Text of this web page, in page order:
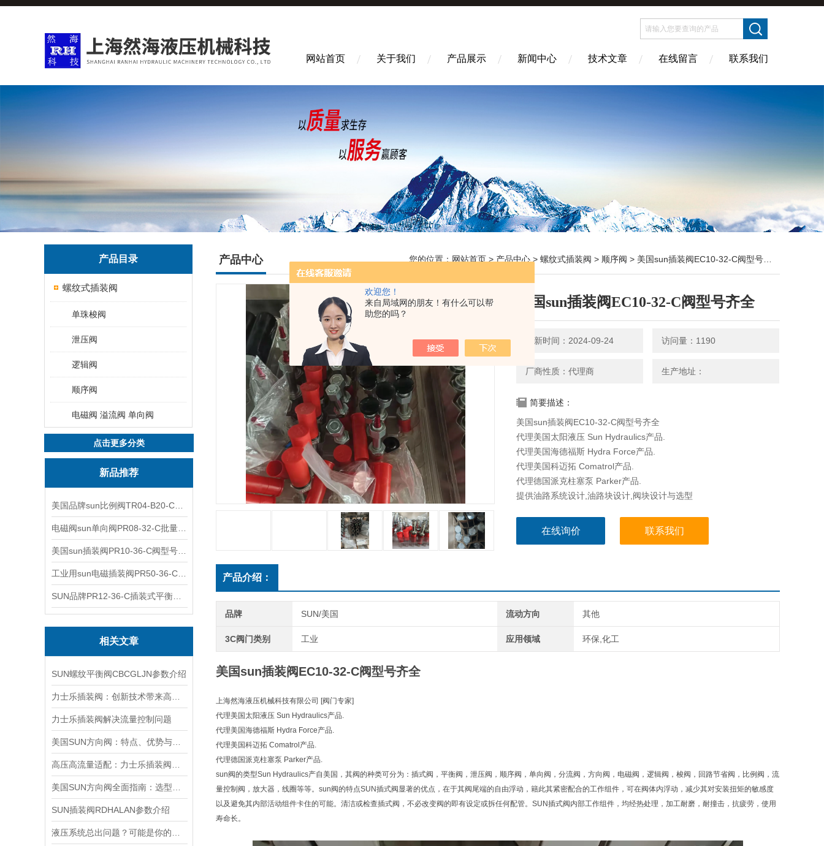
欢迎您！
来自局域网的朋友！有什么可以帮
助您的吗？
网站首页 关于我们 产品展示 新闻中心 技术文章 在线留言 联系我们
产品目录
螺纹式插装阀
单珠梭阀
泄压阀
逻辑阀
顺序阀
电磁阀 溢流阀 单向阀
点击更多分类
新品推荐
相关文章
SUN螺纹平衡阀CBCGLJN参数介绍
力士乐插装阀解决流量控制问题
SUN插装阀RDHALAN参数介绍
产品中心 您的位置： 网站首页 > 产品中心 > 螺纹式插装阀 > 顺序阀 > 美国sun插装阀EC10-32-C阀型号齐全
美国sun插装阀EC10-32-C阀型号齐全
更新时间：2024-09-24 访问量：1190
厂商性质：代理商 生产地址：
简要描述：
美国sun插装阀EC10-32-C阀型号齐全
代理美国太阳液压 Sun Hydraulics产品.
代理美国海德福斯 Hydra Force产品.
代理美国科迈拓 Comatrol产品.
代理德国派克柱塞泵 Parker产品.
提供油路系统设计,油路块设计,阀块设计与选型
在线询价 联系我们
产品介绍：
品牌 SUN/美国 流动方向 其他
3C阀门类别 工业 应用领域 环保,化工
美国sun插装阀EC10-32-C阀型号齐全
上海然海液压机械科技有限公司 [阀门专家]
代理美国太阳液压 Sun Hydraulics产品.
代理美国海德福斯 Hydra Force产品.
代理美国科迈拓 Comatrol产品.
代理德国派克柱塞泵 Parker产品.
sun阀的类型Sun Hydraulics产自美国，其阀的种类可分为：插式阀，平衡阀，泄压阀，顺序阀，单向阀，分流阀，方向阀，电磁阀，逻辑阀，梭阀，回路节省阀，比例阀，流
量控制阀，放大器，线圈等等。sun阀的特点SUN插式阀显著的优点，在于其阀尾端的自由浮动，籍此其紧密配合的工作组件，可在阀体内浮动，减少其对安装扭矩的敏感度
以及避免其内部活动组件卡住的可能。清洁或检查插式阀，不必改变阀的即有设定或拆任何配管。SUN插式阀内部工作组件，均经热处理，加工耐磨，耐撞击，抗疲劳，使用
寿命长。